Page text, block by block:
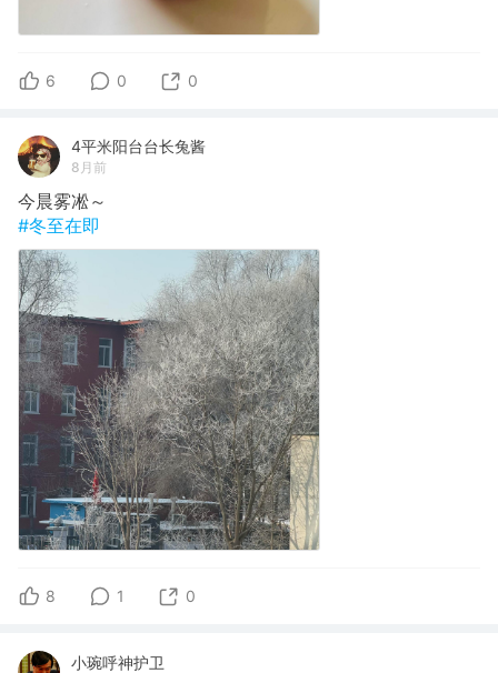
6 0 0
4平米阳台台长兔酱
8月前
今晨雾凇～
#冬至在即
8 1 0
小琬呼神护卫